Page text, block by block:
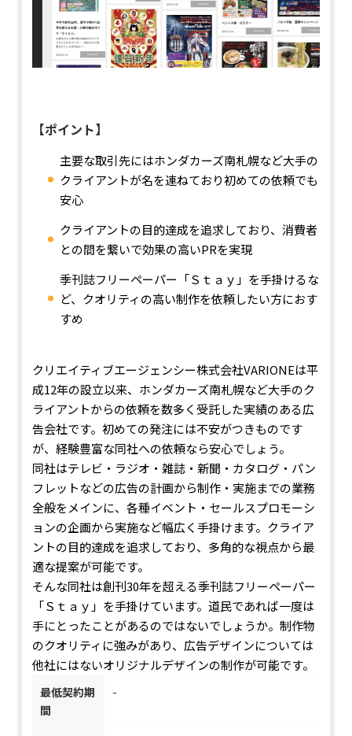
【ポイント】
主要な取引先にはホンダカーズ南札幌など大手の
クライアントが名を連ねており初めての依頼でも
安心
クライアントの目的達成を追求しており、消費者
との間を繋いで効果の高いPRを実現
季刊誌フリーペーパー「Ｓｔａｙ」を手掛けるな
ど、クオリティの高い制作を依頼したい方におす
すめ
クリエイティブエージェンシー株式会社VARIONEは平
成12年の設立以来、ホンダカーズ南札幌など大手のク
ライアントからの依頼を数多く受託した実績のある広
告会社です。初めての発注には不安がつきものです
が、経験豊富な同社への依頼なら安心でしょう。
同社はテレビ・ラジオ・雑誌・新聞・カタログ・パン
フレットなどの広告の計画から制作・実施までの業務
全般をメインに、各種イベント・セールスプロモーシ
ョンの企画から実施など幅広く手掛けます。クライア
ントの目的達成を追求しており、多角的な視点から最
適な提案が可能です。
そんな同社は創刊30年を超える季刊誌フリーペーパー
「Ｓｔａｙ」を手掛けています。道民であれば一度は
手にとったことがあるのではないでしょうか。制作物
のクオリティに強みがあり、広告デザインについては
他社にはないオリジナルデザインの制作が可能です。
最低契約期
間
-